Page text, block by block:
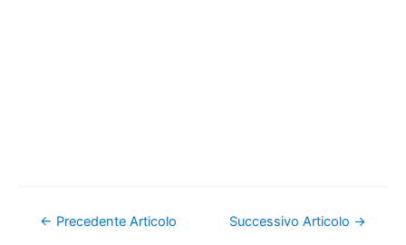
Navigazione
← Precedente Articolo Successivo Articolo →